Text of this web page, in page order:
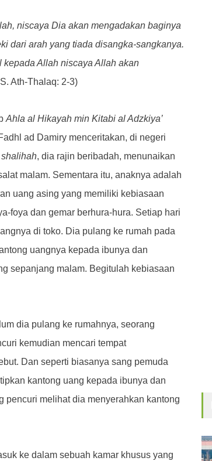
niscaya Dia akan mengadakan baginya
dari arah yang tiada disangka-sangkanya.
Allah niscaya Allah akan
Ath-Thalaq: 2-3)
Ahla al Hikayah min Kitabi al Adzkiya’
ad Damiry menceritakan, di negeri
shalihah, dia rajin beribadah, menunaikan
malam. Sementara itu, anaknya adalah
uang asing yang memiliki kebiasaan
foya dan gemar berhura-hura. Setiap hari
di toko. Dia pulang ke rumah pada
uangnya kepada ibunya dan
sepanjang malam. Begitulah kebiasaan
dia pulang ke rumahnya, seorang
kemudian mencari tempat
Dan seperti biasanya sang pemuda
kantong uang kepada ibunya dan
pencuri melihat dia menyerahkan kantong
ke dalam sebuah kamar khusus yang